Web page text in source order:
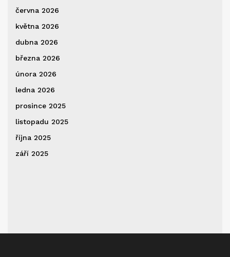
června 2026
května 2026
dubna 2026
března 2026
února 2026
ledna 2026
prosince 2025
listopadu 2025
října 2025
září 2025